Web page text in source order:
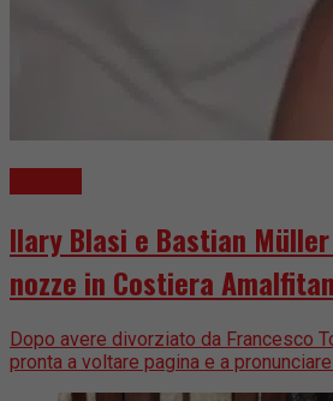
Ilary Blasi e Bastian
nozze in Costiera
Dopo avere divorziato da Francesco
pronta a voltare pagina e a pronunciare